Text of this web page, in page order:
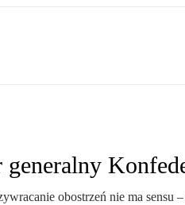
obostrzeń nie ma